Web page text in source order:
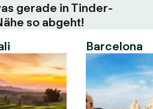
gerade in Tinder-
so abgeht!
Barcelona